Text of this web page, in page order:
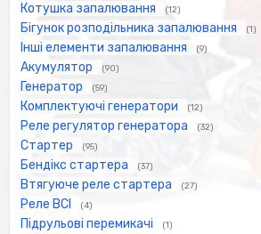
Котушка запалювання (12)
Бігунок розподільника запалювання (1)
Інші елементи запалювання (9)
Акумулятор (90)
Генератор (59)
Комплектуючі генератори (12)
Реле регулятор генератора (32)
Стартер (95)
Бендікс стартера (37)
Втягуюче реле стартера (27)
Реле ВСІ (4)
Підрульові перемикачі (1)